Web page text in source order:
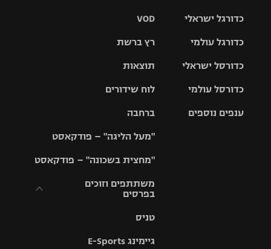
VOD
רץ ברשת
תוצאות
לוח שידורים
ברחבה
"מעל הליגה" – פודקאסט
"מחצית בשכונה" – פודקאסט
משתתפים וזוכים
בפרסים
וזוכים בפרסים
טניס
גיימינג E-Sports
כדורגל ישראלי
גביע הטוטו
כדורגל עולמי
האלופות
ליגה
כדורסל ישראלי
סל
כדורסל עולמי
ענפים נוספים